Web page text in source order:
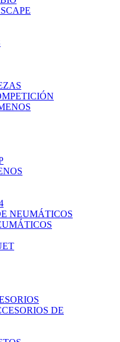
NEUMÁTICOS
DE